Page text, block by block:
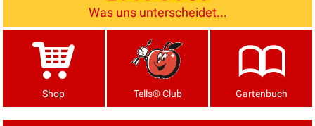
Was uns unterscheidet...
Shop Tells® Club Gartenbuch